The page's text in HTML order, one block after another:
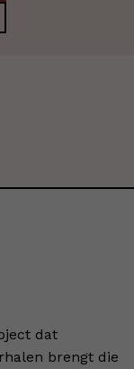
dat
brengt die